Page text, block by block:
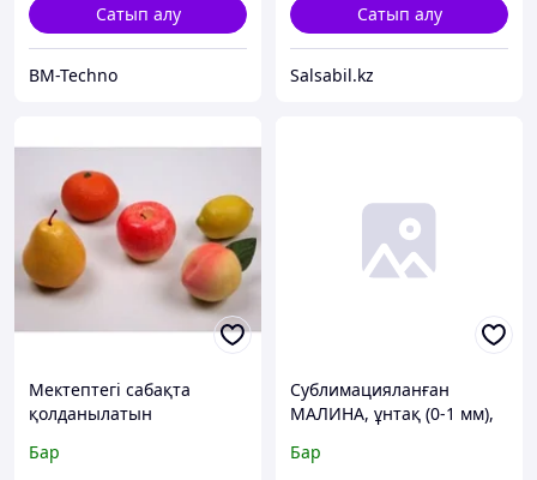
Сатып алу
BM-Techno
Сатып алу
Salsabil.kz
Мектептегі сабақта
қолданылатын
мақсатқа арналған
Бар
Сублимацияланған
МАЛИНА, ұнтақ (0-1 мм),
Бар